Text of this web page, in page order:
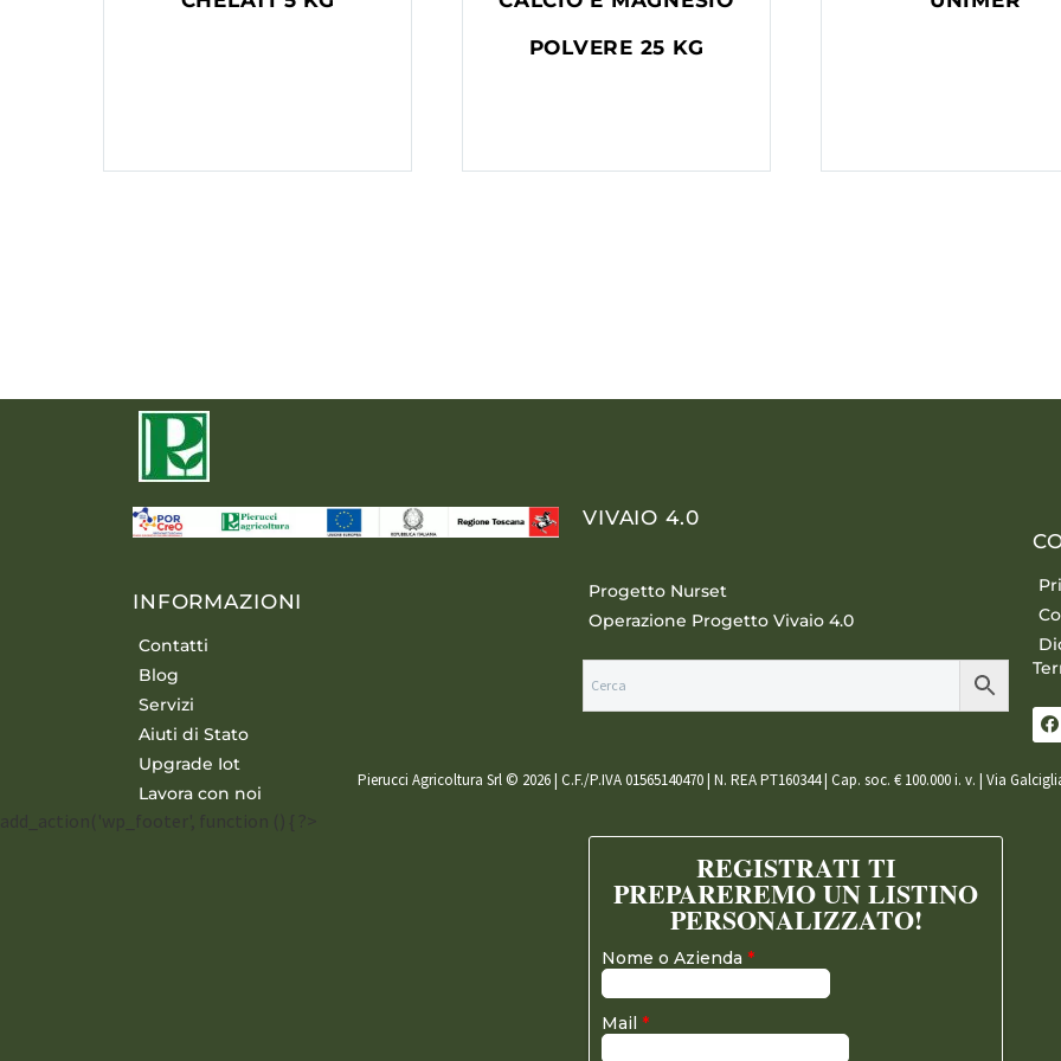
POLVERE 25 KG
INFORMAZIONI
Contatti
Blog
Servizi
Aiuti di Stato
Upgrade Iot
Lavora con noi
VIVAIO 4.0
Progetto Nurset
Operazione Progetto Vivaio 4.0
Pierucci Agricoltura Srl © 2026 | C.F./P.IVA 01565140470 | N. REA PT160344 | Cap. soc. € 100.000 i. v. | Via
add_action('wp_footer', function () { ?>